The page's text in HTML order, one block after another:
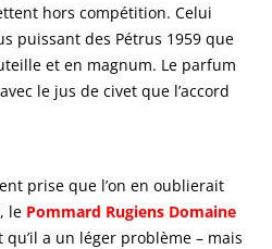
hors compétition. Celui
puissant des Pétrus 1959 que
et en magnum. Le parfum
le jus de civet que l’accord
prise que l’on en oublierait
le Pommard Rugiens Domaine
qu’il a un léger problème – mais